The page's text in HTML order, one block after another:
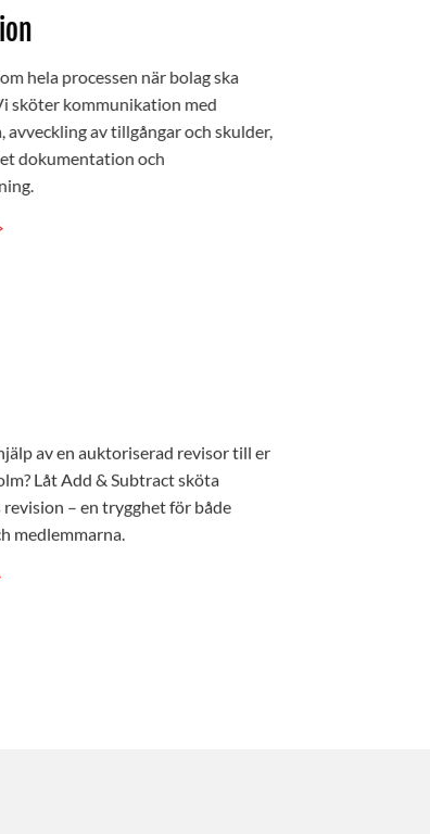
hela processen när bolag ska
sköter kommunikation med
avveckling av tillgångar och skulder,
dokumentation och
av en auktoriserad revisor till er
Låt Add & Subtract sköta
– en trygghet för både
medlemmarna.